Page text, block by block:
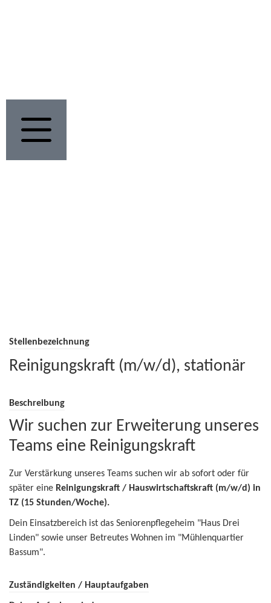
Stellenbezeichnung
Reinigungskraft (m/w/d), stationär
Beschreibung
Wir suchen zur Erweiterung unseres
Teams eine Reinigungskraft
Zur Verstärkung unseres Teams suchen wir ab sofort oder für
später eine Reinigungskraft / Hauswirtschaftskraft (m/w/d) in
TZ (15 Stunden/Woche).
Dein Einsatzbereich ist das Seniorenpflegeheim "Haus Drei
Linden" sowie unser Betreutes Wohnen im "Mühlenquartier
Bassum".
Zuständigkeiten / Hauptaufgaben